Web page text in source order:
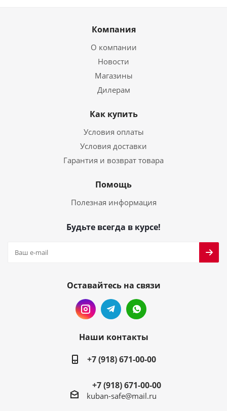
Компания
О компании
Новости
Магазины
Дилерам
Как купить
Условия оплаты
Условия доставки
Гарантия и возврат товара
Помощь
Полезная информация
Будьте всегда в курсе!
Оставайтесь на связи
Наши контакты
+7 (918) 671-00-00
+7 (918) 671-00-00
kuban-safe@mail.ru